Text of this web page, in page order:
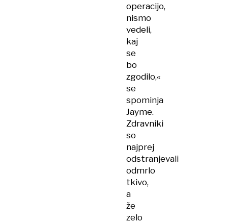
operacijo,
nismo
vedeli,
kaj
se
bo
zgodilo,«
se
spominja
Jayme.
Zdravniki
so
najprej
odstranjevali
odmrlo
tkivo,
a
že
zelo